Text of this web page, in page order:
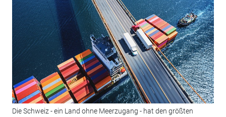
Die Schweiz - ein Land ohne Meerzugang - hat den größten